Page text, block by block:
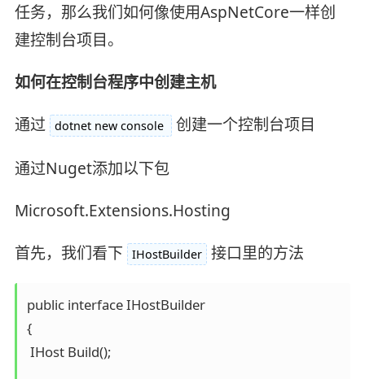
任务，那么我们如何像使用AspNetCore一样创
建控制台项目。
如何在控制台程序中创建主机
通过 dotnet new console 创建一个控制台项目
通过Nuget添加以下包
Microsoft.Extensions.Hosting
首先，我们看下
IHostBuilder 接口里的方法
public interface IHostBuilder
{
IHost Build();